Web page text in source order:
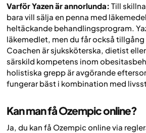
Varför Yazen är annorlunda: Till
bara vill sälja en penna med
heltäckande behandlingsprogram.
läkemedlet, men du får också tillgång
Coachen är sjuksköterska, dietist
särskild kompetens inom
holistiska grepp är avgörande
fungerar bäst i kombination med
Kan man få Ozempic online?
Ja, du kan få Ozempic online via